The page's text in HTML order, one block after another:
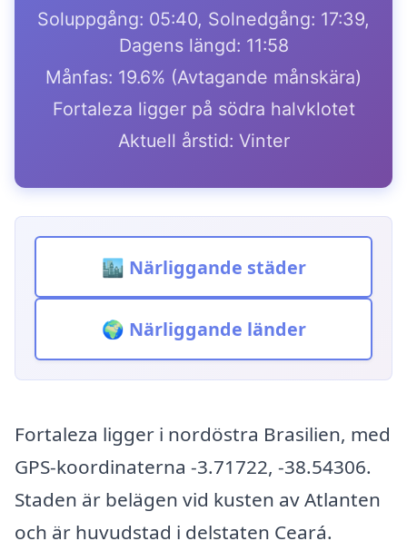
Soluppgång: 05:40, Solnedgång: 17:39,
Dagens längd: 11:58
Månfas: 19.6% (Avtagande månskära)
Fortaleza ligger på södra halvklotet
Aktuell årstid: Vinter
🏙️ Närliggande städer
🌍 Närliggande länder
Fortaleza ligger i nordöstra Brasilien, med
GPS-koordinaterna -3.71722, -38.54306.
Staden är belägen vid kusten av Atlanten
och är huvudstad i delstaten Ceará.